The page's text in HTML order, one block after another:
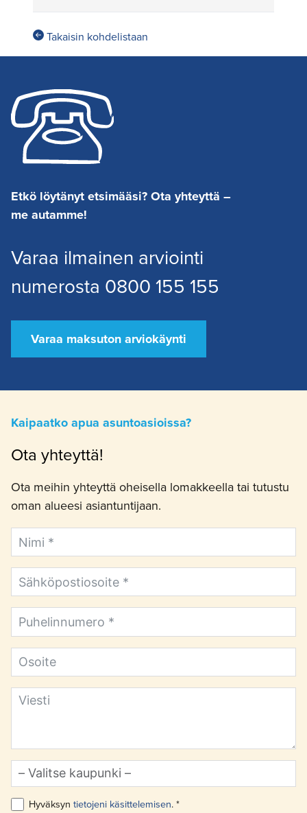
Takaisin kohdelistaan
Etkö löytänyt etsimääsi? Ota yhteyttä –
me autamme!
Varaa ilmainen arviointi
numerosta 0800 155 155
Varaa maksuton arviokäynti
Kaipaatko apua asuntoasioissa?
Ota yhteyttä!
Ota meihin yhteyttä oheisella lomakkeella tai tutustu
oman alueesi asiantuntijaan.
Hyväksyn tietojeni käsittelemisen. *